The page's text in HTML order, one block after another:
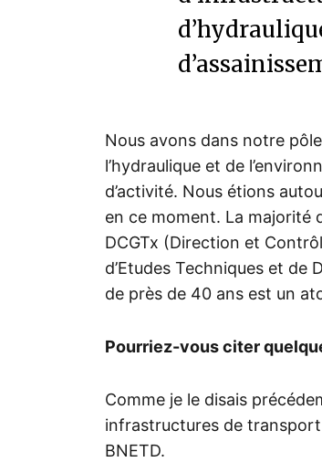
Nous avons dans notre
l’hydraulique et de
d’activité. Nous étions
en ce moment. La majorité
DCGTx (Direction et
d’Etudes Techniques et de
de près de 40 ans est un
Pourriez-vous citer
Comme je le disais
infrastructures de
BNETD.